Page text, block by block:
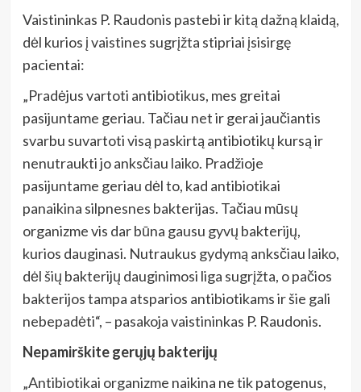
Vaistininkas P. Raudonis pastebi ir kitą dažną klaidą,
dėl kurios į vaistines sugrįžta stipriai įsisirgę
pacientai:
„Pradėjus vartoti antibiotikus, mes greitai
pasijuntame geriau. Tačiau net ir gerai jaučiantis
svarbu suvartoti visą paskirtą antibiotikų kursą ir
nenutraukti jo anksčiau laiko. Pradžioje
pasijuntame geriau dėl to, kad antibiotikai
panaikina silpnesnes bakterijas. Tačiau mūsų
organizme vis dar būna gausu gyvų bakterijų,
kurios dauginasi. Nutraukus gydymą anksčiau laiko,
dėl šių bakterijų dauginimosi liga sugrįžta, o pačios
bakterijos tampa atsparios antibiotikams ir šie gali
nebepadėti“, – pasakoja vaistininkas P. Raudonis.
Nepamirškite gerųjų bakterijų
„Antibiotikai organizme naikina ne tik patogenus,